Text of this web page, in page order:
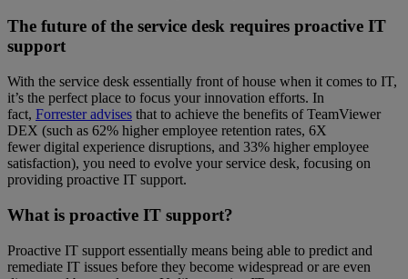
The future of the service desk requires proactive IT
support
With the service desk essentially front of house when it comes to IT,
it’s the perfect place to focus your innovation efforts. In
fact, Forrester advises that to achieve the benefits of TeamViewer
DEX (such as 62% higher employee retention rates, 6X
fewer digital experience disruptions, and 33% higher employee
satisfaction), you need to evolve your service desk, focusing on
providing proactive IT support.
What is proactive IT support?
Proactive IT support essentially means being able to predict and
remediate IT issues before they become widespread or are even